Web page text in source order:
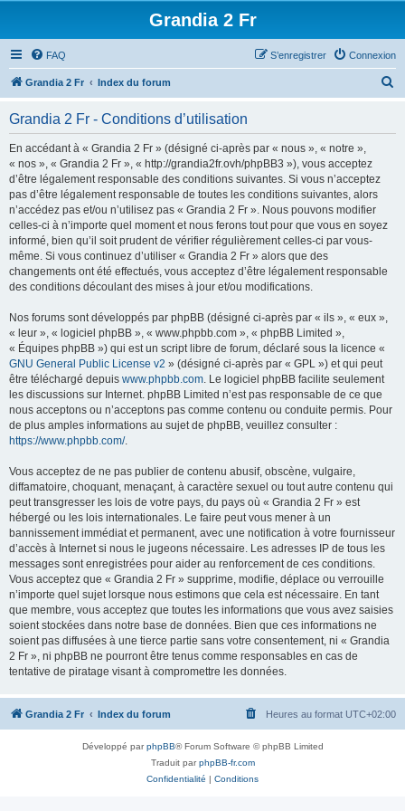
Grandia 2 Fr
FAQ Connexion
S’enregistrer
Grandia 2 Fr Index du forum
Grandia 2 Fr - Conditions d’utilisation
En accédant à « Grandia 2 Fr » (désigné ci-après par « nous », « notre »,
« nos », « Grandia 2 Fr », « http://grandia2fr.ovh/phpBB3 »), vous acceptez
d’être légalement responsable des conditions suivantes. Si vous n’acceptez
pas d’être légalement responsable de toutes les conditions suivantes, alors
n’accédez pas et/ou n’utilisez pas « Grandia 2 Fr ». Nous pouvons modifier
celles-ci à n’importe quel moment et nous ferons tout pour que vous en soyez
informé, bien qu’il soit prudent de vérifier régulièrement celles-ci par vous-
même. Si vous continuez d’utiliser « Grandia 2 Fr » alors que des
changements ont été effectués, vous acceptez d’être légalement responsable
des conditions découlant des mises à jour et/ou modifications.
Nos forums sont développés par phpBB (désigné ci-après par « ils », « eux »,
« leur », « logiciel phpBB », « www.phpbb.com », « phpBB Limited »,
« Équipes phpBB ») qui est un script libre de forum, déclaré sous la licence «
GNU General Public License v2 » (désigné ci-après par « GPL ») et qui peut
être téléchargé depuis www.phpbb.com. Le logiciel phpBB facilite seulement
les discussions sur Internet. phpBB Limited n’est pas responsable de ce que
nous acceptons ou n’acceptons pas comme contenu ou conduite permis. Pour
de plus amples informations au sujet de phpBB, veuillez consulter :
https://www.phpbb.com/.
Vous acceptez de ne pas publier de contenu abusif, obscène, vulgaire,
diffamatoire, choquant, menaçant, à caractère sexuel ou tout autre contenu qui
peut transgresser les lois de votre pays, du pays où « Grandia 2 Fr » est
hébergé ou les lois internationales. Le faire peut vous mener à un
bannissement immédiat et permanent, avec une notification à votre fournisseur
d’accès à Internet si nous le jugeons nécessaire. Les adresses IP de tous les
messages sont enregistrées pour aider au renforcement de ces conditions.
Vous acceptez que « Grandia 2 Fr » supprime, modifie, déplace ou verrouille
n’importe quel sujet lorsque nous estimons que cela est nécessaire. En tant
que membre, vous acceptez que toutes les informations que vous avez saisies
soient stockées dans notre base de données. Bien que ces informations ne
soient pas diffusées à une tierce partie sans votre consentement, ni « Grandia
2 Fr », ni phpBB ne pourront être tenus comme responsables en cas de
tentative de piratage visant à compromettre les données.
Grandia 2 Fr Index du forum Heures au format UTC+02:00
Développé parphpBB® Forum Software © phpBB Limited
Traduit parphpBB-fr.com
Confidentialité | Conditions